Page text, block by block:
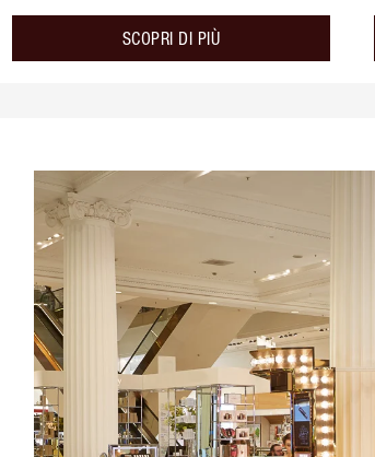
SCOPRI DI PIÙabout the